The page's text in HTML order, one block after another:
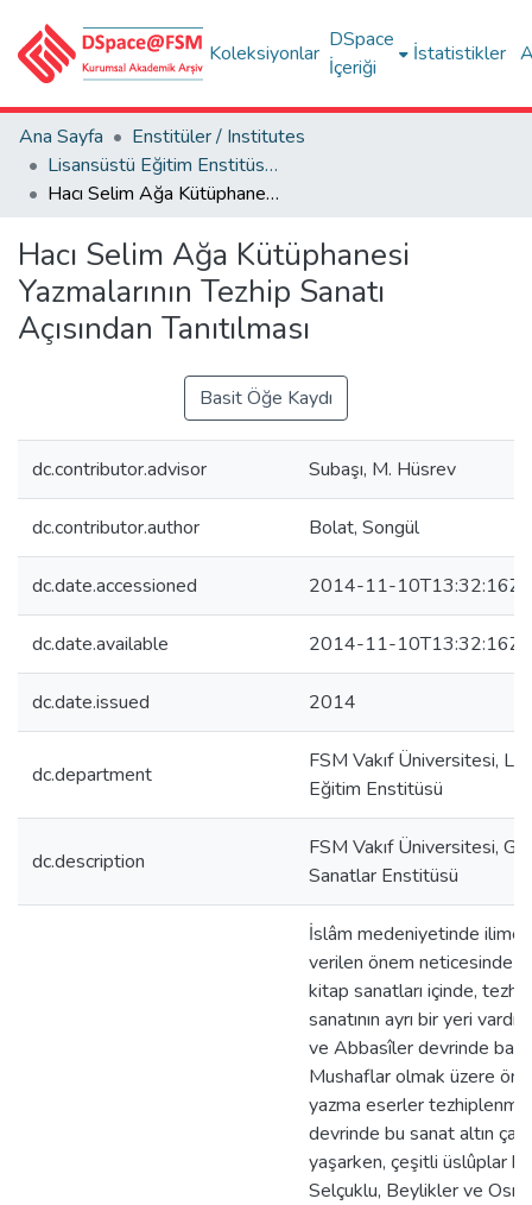
Koleksiyonlar
DSpace
İçeriği
İstatistikler
Ana Sayfa
Enstitüler / Institutes
Lisansüstü Eğitim Enstitüsü Tez Koleksiyonu
Hacı Selim Ağa Kütüphanesi Yazmalarının Tezhip Sanatı Açısından Tanıtılması
Hacı Selim Ağa Kütüphanesi
Yazmalarının Tezhip Sanatı
Açısından Tanıtılması
Basit Öğe Kaydı
dc.contributor.advisor Subaşı, M. Hüsrev
dc.contributor.author Bolat, Songül
dc.date.accessioned 2014-11-10T13:32:16Z
dc.date.available 2014-11-10T13:32:16Z
dc.date.issued 2014
dc.department
FSM Vakıf Üniversitesi,
Eğitim Enstitüsü
dc.description
FSM Vakıf Üniversitesi,
Sanatlar Enstitüsü
İslâm medeniyetinde ilime
verilen önem neticesinde
kitap sanatları içinde, tezhip
sanatının ayrı bir yeri
ve Abbasîler devrinde
Mushaflar olmak üzere
yazma eserler
devrinde bu sanat altın
yaşarken, çeşitli üslûplar
Selçuklu, Beylikler ve